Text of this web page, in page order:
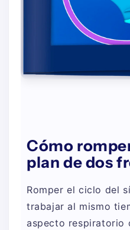
Cómo
plan de dos
Romper el ciclo del
trabajar al mismo
aspecto respiratorio